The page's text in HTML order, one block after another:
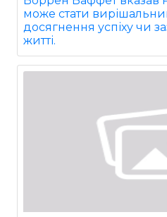
може стати
досягнення успіху чи
житті.